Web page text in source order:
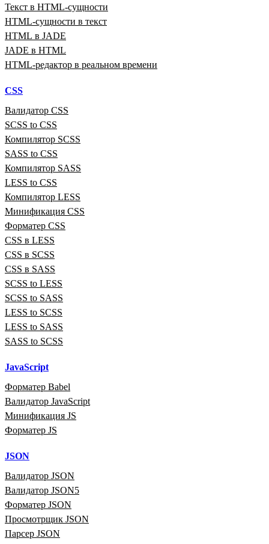
Текст в HTML‑сущности
HTML‑сущности в текст
HTML в JADE
JADE в HTML
HTML‑редактор в реальном времени
CSS
Валидатор CSS
SCSS to CSS
Компилятор SCSS
SASS to CSS
Компилятор SASS
LESS to CSS
Компилятор LESS
Минификация CSS
Форматер CSS
CSS в LESS
CSS в SCSS
CSS в SASS
SCSS to LESS
SCSS to SASS
LESS to SCSS
LESS to SASS
SASS to SCSS
JavaScript
Форматер Babel
Валидатор JavaScript
Минификация JS
Форматер JS
JSON
Валидатор JSON
Валидатор JSON5
Форматер JSON
Просмотрщик JSON
Парсер JSON